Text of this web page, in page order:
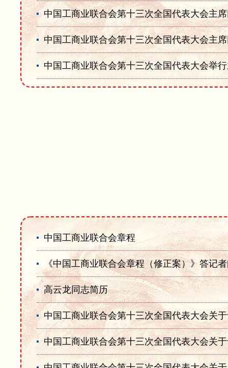
中国工商业联合会第十三次全国代表大会主
中国工商业联合会第十三次全国代表大会主
中国工商业联合会第十三次全国代表大会举
中国工商业联合会章程
《中国工商业联合会章程（修正案）》答记
高云龙同志简历
中国工商业联合会第十三次全国代表大会关
中国工商业联合会第十三次全国代表大会关